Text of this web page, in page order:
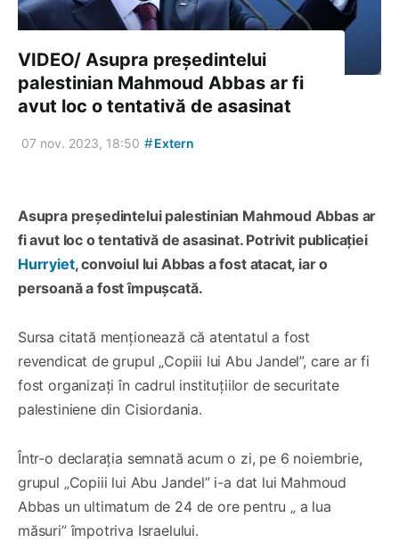
VIDEO/ Asupra președintelui
palestinian Mahmoud Abbas ar fi
avut loc o tentativă de asasinat
07 nov. 2023, 18:50 #Extern
Asupra președintelui palestinian Mahmoud Abbas ar
fi avut loc o tentativă de asasinat. Potrivit publicației
Hurryiet, convoiul lui Abbas a fost atacat, iar o
persoană a fost împușcată.
Sursa citată menționează că atentatul a fost
revendicat de grupul „Copiii lui Abu Jandel”, care ar fi
fost organizați în cadrul instituțiilor de securitate
palestiniene din Cisiordania.
Într-o declarația semnată acum o zi, pe 6 noiembrie,
grupul „Copiii lui Abu Jandel” i-a dat lui Mahmoud
Abbas un ultimatum de 24 de ore pentru „ a lua
măsuri” împotriva Israelului.